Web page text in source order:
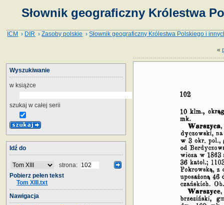
Słownik geograficzny Królestwa
ICM › DIR ›Zasoby polskie ›Słownik geograficzny Królestwa Polskiego i
«
Wyszukiwanie
w książce
szukaj w całej serii
Idź do
strona:
Pobierz pełen tekst
Tom XIII.txt
Nawigacja